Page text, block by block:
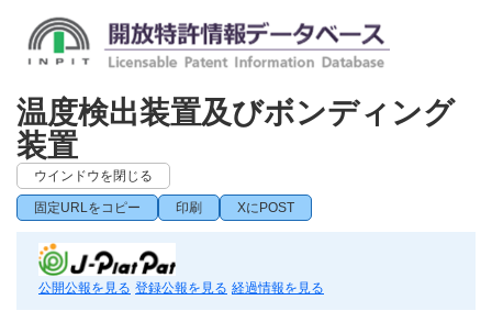
温度検出装置及びボンディング
装置
ウインドウを閉じる
固定URLをコピー 印刷 XにPOST
公開公報を見る 登録公報を見る 経過情報を見る